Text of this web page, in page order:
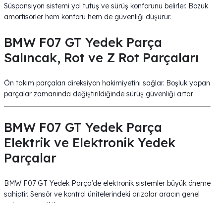
Süspansiyon sistemi yol tutuş ve sürüş konforunu belirler. Bozuk
amortisörler hem konforu hem de güvenliği düşürür.
BMW F07 GT Yedek Parça
Salıncak, Rot ve Z Rot Parçaları
Ön takım parçaları direksiyon hakimiyetini sağlar. Boşluk yapan
parçalar zamanında değiştirildiğinde sürüş güvenliği artar.
BMW F07 GT Yedek Parça
Elektrik ve Elektronik Yedek
Parçalar
BMW F07 GT Yedek Parça’de elektronik sistemler büyük öneme
sahiptir. Sensör ve kontrol ünitelerindeki arızalar aracın genel